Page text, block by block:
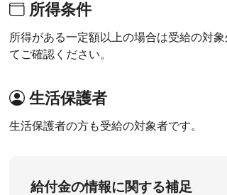
所得条件
所得がある一定額以上の場合は受給の対
てご確認ください。
生活保護者
生活保護者の方も受給の対象者です。
給付金の情報に関する補足